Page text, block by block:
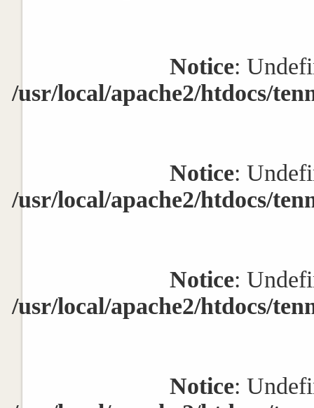
Notice:
/usr/local/apache2/htdocs/
Notice:
/usr/local/apache2/htdocs/
Notice:
/usr/local/apache2/htdocs/
Notice: